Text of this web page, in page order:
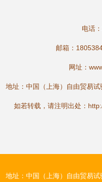
电话
邮箱：
网址：
地址：中国（上海）自由贸易
如若转载，请注明出处：
地址：中国（上海）自由贸易